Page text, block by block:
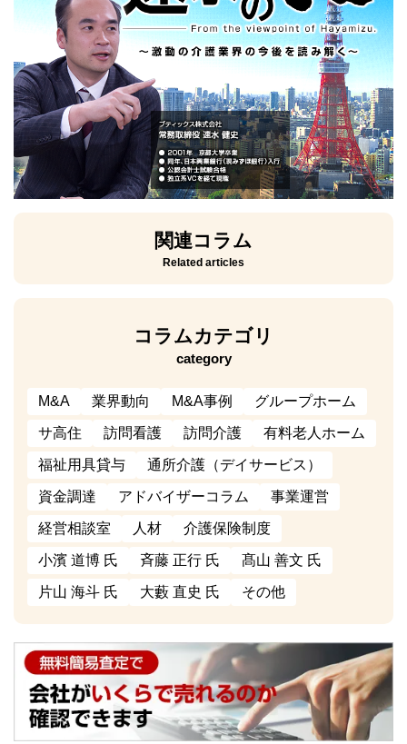
関連コラム
Related articles
コラムカテゴリ
category
M&A 業界動向 M&A事例 グループホーム
サ高住 訪問看護 訪問介護 有料老人ホーム
福祉用具貸与 通所介護（デイサービス）
資金調達 アドバイザーコラム 事業運営
経営相談室 人材 介護保険制度
小濱 道博 氏 斉藤 正行 氏 髙山 善文 氏
片山 海斗 氏 大藪 直史 氏 その他